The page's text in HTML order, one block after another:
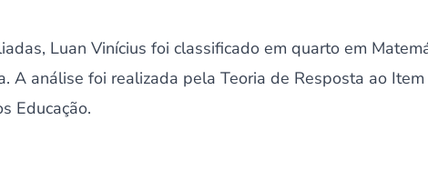
Luan Vinícius foi classificado em quarto em
A análise foi realizada pela Teoria de Resposta ao
Educação.